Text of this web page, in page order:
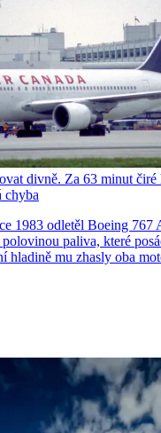
divně. Za 63 minut čiré
chyba
1983 odletěl Boeing 767
paliva, které
hladině mu zhasly oba